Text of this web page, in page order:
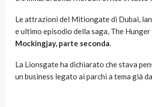
Le attrazioni del Mitiongate di Dubai,
e ultimo episodio della saga, The Hunger
Mockingjay, parte seconda.
La Lionsgate ha dichiarato che stava
un business legato ai parchi a tema già